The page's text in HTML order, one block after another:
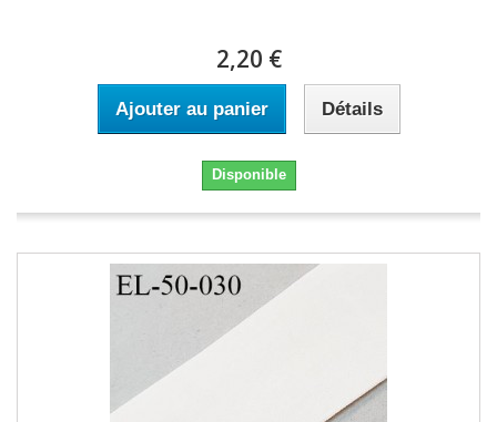
2,20 €
Ajouter au panier Détails
Disponible